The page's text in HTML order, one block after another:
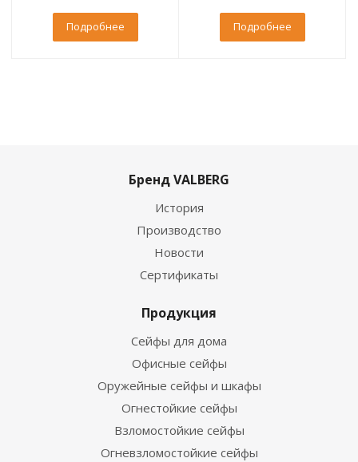
Подробнее Подробнее
Бренд VALBERG
История
Производство
Новости
Сертификаты
Продукция
Сейфы для дома
Офисные сейфы
Оружейные сейфы и шкафы
Огнестойкие сейфы
Взломостойкие сейфы
Огневзломостойкие сейфы